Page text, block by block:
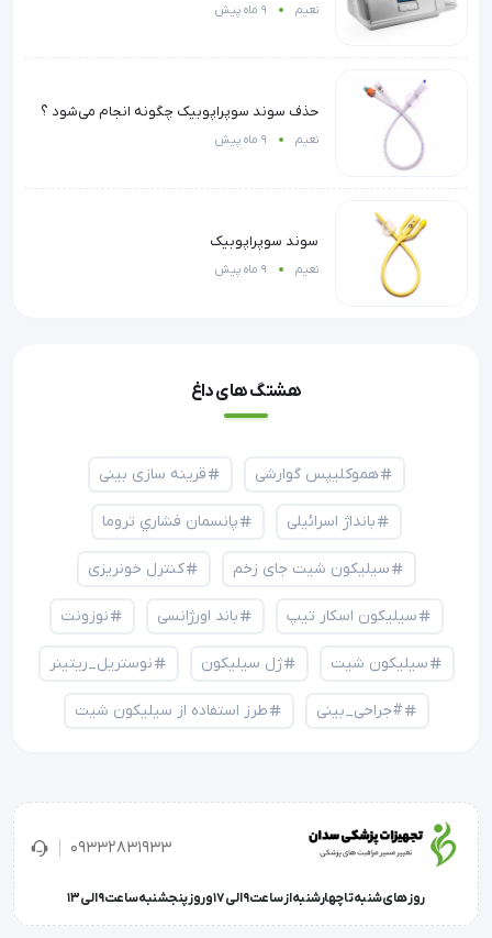
نعیم 9 ماه پیش
حذف سوند سوپراپوبیک چگونه انجام می‌شود ؟
نعیم 9 ماه پیش
سوند سوپراپوبیک
نعیم 9 ماه پیش
هشتگ های داغ
هموکلیپس گوارشی قرینه سازی بینی
بانداژ اسرائیلی پانسمان فشاري تروما
سیلیکون شیت جای زخم کنترل خونریزی
سیلیکون اسکار تیپ باند اورژانسی نوزونت
سیلیکون شیت ژل سیلیکون نوستریل_ریتینر
#جراحی_بینی طرز استفاده از سیلیکون شیت
09332831933
روز های شنبه تا چهارشنبه از ساعت 9 الی 17 و روز پنجشنبه ساعت 9 الی 13